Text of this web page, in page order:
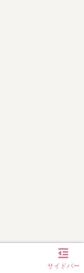
サイドバー